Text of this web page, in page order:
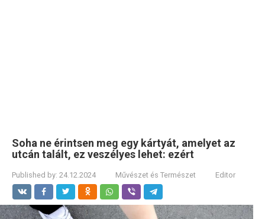
Soha ne érintsen meg egy kártyát, amelyet az
utcán talált, ez veszélyes lehet: ezért
Published by: 24.12.2024 Művészet és Természet Editor